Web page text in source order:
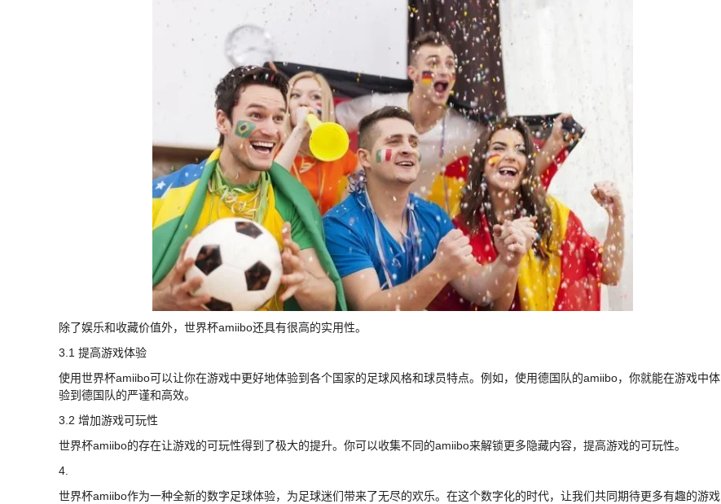
除了娱乐和收藏价值外，世界杯amiibo还具有很高的实用性。
3.1 提高游戏体验
使用世界杯amiibo可以让你在游戏中更好地体验到各个国家的足球风格和球员特点。例如，使用德国队的amiibo，你就能在游戏中体
验到德国队的严谨和高效。
3.2 增加游戏可玩性
世界杯amiibo的存在让游戏的可玩性得到了极大的提升。你可以收集不同的amiibo来解锁更多隐藏内容，提高游戏的可玩性。
4.
世界杯amiibo作为一种全新的数字足球体验，为足球迷们带来了无尽的欢乐。在这个数字化的时代，让我们共同期待更多有趣的游戏